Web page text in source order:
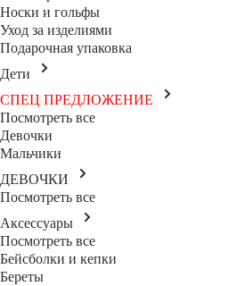
Носки и гольфы
Уход за изделиями
Подарочная упаковка
Дети
СПЕЦ ПРЕДЛОЖЕНИЕ
Посмотреть все
Девочки
Мальчики
ДЕВОЧКИ
Посмотреть все
Аксессуары
Посмотреть все
Бейсболки и кепки
Береты